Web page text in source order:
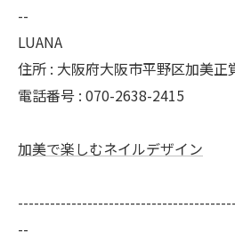
--
LUANA
住所 : 大阪府大阪市平野区加美正
電話番号 : 070-2638-2415
加美で楽しむネイルデザイン
--